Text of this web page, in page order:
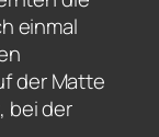
einmal
der Matte
bei der